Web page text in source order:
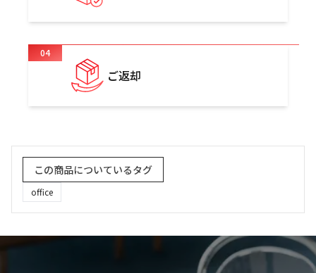
04
ご返却
この商品についているタグ
office